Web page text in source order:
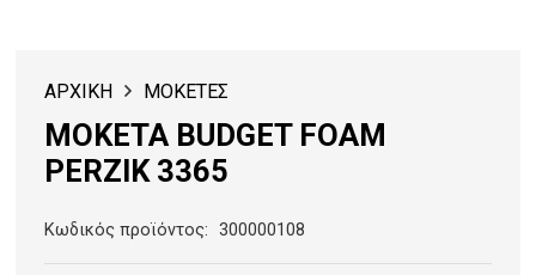
ΑΡΧΙΚΗ ΜΟΚΕΤΕΣ
ΜΟΚΕΤΑ BUDGET FOAM
PERZIK 3365
Κωδικός προϊόντος: 300000108